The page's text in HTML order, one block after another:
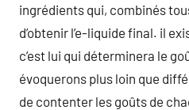
ingrédients qui, combinés
d’obtenir l’e-liquide final. il
c’est lui qui déterminera le
évoquerons plus loin que
de contenter les goûts de